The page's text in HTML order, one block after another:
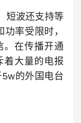
短波还支持等
率受限时，
。在传播开通
着大量的电报
的外国电台